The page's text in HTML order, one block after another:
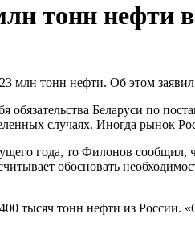
тонн нефти
млн тонн нефти. Об этом
обязательства Беларуси по
случаях. Иногда рынок
года, то Филонов
обосновать
тысяч тонн нефти из